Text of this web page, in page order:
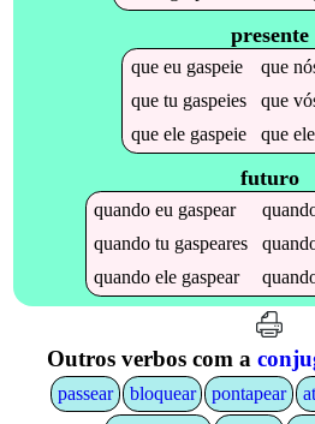
presente
que eu gaspeie que
que tu gaspeies que
que ele gaspeie que
futuro
quandoeu gaspear
quandotu gaspeares
quandoele gaspear
Outros verbos com a
passear bloquear pontapear